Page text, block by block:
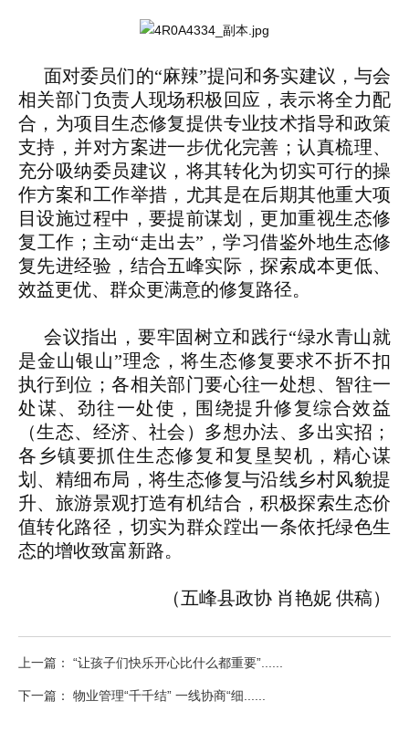
面对委员们的“麻辣”提问和务实建议，与会
相关部门负责人现场积极回应，表示将全力配
合，为项目生态修复提供专业技术指导和政策
支持，并对方案进一步优化完善； 认真梳理、
充分吸纳委员建议，将其转化为切实可行的操
作方案和工作举措，尤其是在后期其他重大项
目设施过程中，要提前谋划，更加重视生态修
复工作； 主动“走出去”，学习借鉴外地生态修
复先进经验，结合五峰实际，探索成本更低、
效益更优、群众更满意的修复路径。
会议指出，要牢固树立和践行“绿水青山就
是金山银山”理念，将生态修复要求不折不扣
执行到位；各相关部门要心往一处想、智往一
处谋、劲往一处使，围绕提升修复综合效益
（生态、经济、社会）多想办法、多出实招；
各乡镇要抓住生态修复和复垦契机，精心谋
划、精细布局， 将生态修复与沿线乡村风貌提
升、旅游景观打造有机结合，积极探索生态价
值转化路径 ，切实为群众蹚出一条依托绿色生
态的增收致富新路。
（五峰县政协 肖艳妮 供稿）
上一篇： “让孩子们快乐开心比什么都重要”......
下一篇： 物业管理“千千结” 一线协商“细......